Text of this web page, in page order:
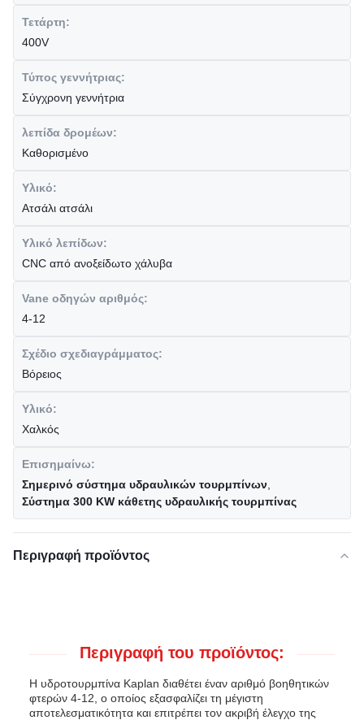
Τετάρτη:
400V
Τύπος γεννήτριας:
Σύγχρονη γεννήτρια
λεπίδα δρομέων:
Καθορισμένο
Υλικό:
Ατσάλι ατσάλι
Υλικό λεπίδων:
CNC από ανοξείδωτο χάλυβα
Vane οδηγών αριθμός:
4-12
Σχέδιο σχεδιαγράμματος:
Βόρειος
Υλικό:
Χαλκός
Επισημαίνω:
Σημερινό σύστημα υδραυλικών τουρμπίνων
Σύστημα 300 KW κάθετης υδραυλικής τουρμπίνας
Περιγραφή προϊόντος
Περιγραφή του προϊόντος:
Η υδροτουρμπίνα Kaplan διαθέτει έναν αριθμό βοηθητικών
φτερών 4-12, ο οποίος εξασφαλίζει τη μέγιστη
αποτελεσματικότητα και επιτρέπει τον ακριβή έλεγχο της